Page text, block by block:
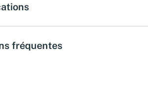
fréquentes